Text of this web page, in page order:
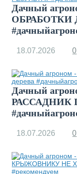
Дачный
ОБРАБОТКИ
18.07.2026 0
Дачный
РАССАДНИК
18.07.2026 0